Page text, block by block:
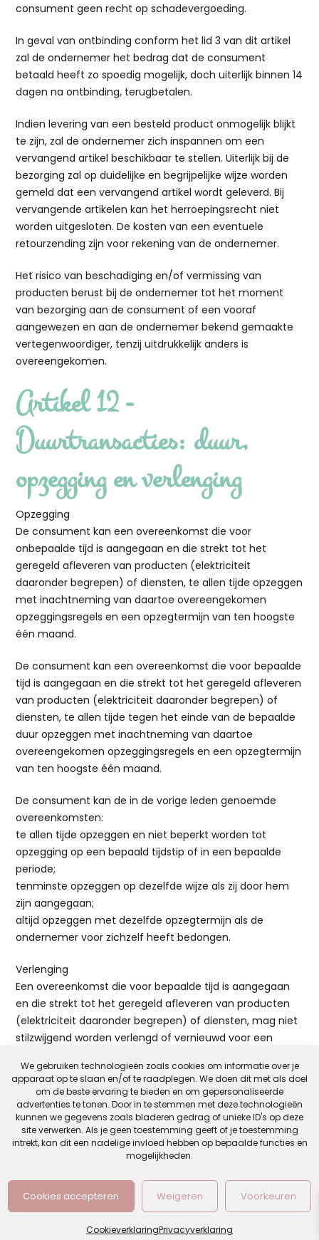
We gebruiken technologieën zoals cookies om informatie over je
apparaat op te slaan en/of te raadplegen. We doen dit met als doel
om de beste ervaring te bieden en om gepersonaliseerde
advertenties te tonen. Door in te stemmen met deze technologieën
kunnen we gegevens zoals bladeren gedrag of unieke ID's op deze
site verwerken. Als je geen toestemming geeft of je toestemming
intrekt, kan dit een nadelige invloed hebben op bepaalde functies en
mogelijkheden.
Cookies accepteren Weigeren Voorkeuren
CookieverklaringPrivacyverklaring
consument geen recht op schadevergoeding.
In geval van ontbinding conform het lid 3 van dit artikel
zal de ondernemer het bedrag dat de consument
betaald heeft zo spoedig mogelijk, doch uiterlijk binnen 14
dagen na ontbinding, terugbetalen.
Indien levering van een besteld product onmogelijk blijkt
te zijn, zal de ondernemer zich inspannen om een
vervangend artikel beschikbaar te stellen. Uiterlijk bij de
bezorging zal op duidelijke en begrijpelijke wijze worden
gemeld dat een vervangend artikel wordt geleverd. Bij
vervangende artikelen kan het herroepingsrecht niet
worden uitgesloten. De kosten van een eventuele
retourzending zijn voor rekening van de ondernemer.
Het risico van beschadiging en/of vermissing van
producten berust bij de ondernemer tot het moment
van bezorging aan de consument of een vooraf
aangewezen en aan de ondernemer bekend gemaakte
vertegenwoordiger, tenzij uitdrukkelijk anders is
overeengekomen.
Artikel 12 -
Duurtransacties: duur,
opzegging en verlenging
Opzegging
De consument kan een overeenkomst die voor
onbepaalde tijd is aangegaan en die strekt tot het
geregeld afleveren van producten (elektriciteit
daaronder begrepen) of diensten, te allen tijde opzeggen
met inachtneming van daartoe overeengekomen
opzeggingsregels en een opzegtermijn van ten hoogste
één maand.
De consument kan een overeenkomst die voor bepaalde
tijd is aangegaan en die strekt tot het geregeld afleveren
van producten (elektriciteit daaronder begrepen) of
diensten, te allen tijde tegen het einde van de bepaalde
duur opzeggen met inachtneming van daartoe
overeengekomen opzeggingsregels en een opzegtermijn
van ten hoogste één maand.
De consument kan de in de vorige leden genoemde
overeenkomsten:
te allen tijde opzeggen en niet beperkt worden tot
opzegging op een bepaald tijdstip of in een bepaalde
periode;
tenminste opzeggen op dezelfde wijze als zij door hem
zijn aangegaan;
altijd opzeggen met dezelfde opzegtermijn als de
ondernemer voor zichzelf heeft bedongen.
Verlenging
Een overeenkomst die voor bepaalde tijd is aangegaan
en die strekt tot het geregeld afleveren van producten
(elektriciteit daaronder begrepen) of diensten, mag niet
stilzwijgend worden verlengd of vernieuwd voor een
In afwijking van het vorige lid mag een overeenkomst die
voor bepaalde tijd is aangegaan en die strekt tot het
geregeld afleveren van dag- nieuws- en weekbladen en
tijdschriften stilzwijgend worden verlengd voor een
bepaalde duur van maximaal drie maanden, als de
einde van de verlenging kan opzeggen met een
opzegtermijn van ten hoogste één maand.
Een overeenkomst die voor bepaalde tijd is aangegaan